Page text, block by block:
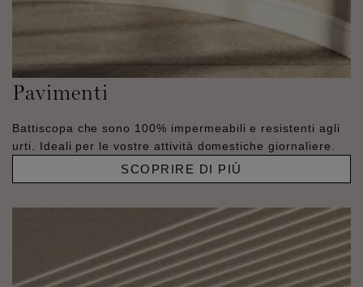
Pavimenti
Battiscopa che sono 100% impermeabili e resistenti agli
urti. Ideali per le vostre attività domestiche giornaliere.
SCOPRIRE DI PIÙ